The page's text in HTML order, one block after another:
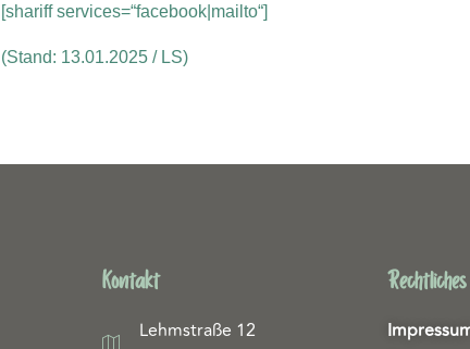
[shariff services=“facebook|mailto“]
(Stand: 13.01.2025 / LS)
Kontakt
Lehmstraße 12
Rechtliches